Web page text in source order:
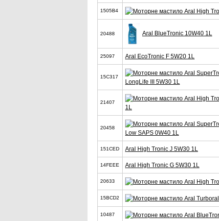
1505B4
20488 Aral BlueTronic 10W40 1L
25097 Aral EcoTronic F 5W20 1L
15C317
LongLife III 5W30 1L
21407
1L
20458
Low SAPS 0W40 1L
151CED Aral High Tronic J 5W30 1L
14FEEE Aral High Tronic G 5W30 1L
20633
15BCD2
10487